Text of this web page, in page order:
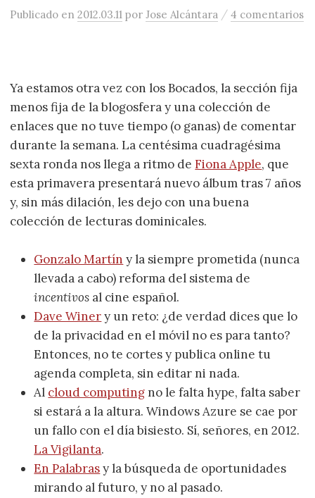
Publicado en2012.03.11 porJose Alcántara /4 comentarios
Ya estamos otra vez con los Bocados, la sección fija
menos fija de la blogosfera y una colección de
enlaces que no tuve tiempo (o ganas) de comentar
durante la semana. La centésima cuadragésima
sexta ronda nos llega a ritmo deFiona Apple, que
esta primavera presentará nuevo álbum tras 7 años
y, sin más dilación, les dejo con una buena
colección de lecturas dominicales.
Gonzalo Martín y la siempre prometida (nunca
llevada a cabo) reforma del sistema de
incentivos al cine español.
Dave Winery un reto: ¿de verdad dices que lo
de la privacidad en el móvil no es para tanto?
Entonces, no te cortes y publica online tu
agenda completa, sin editar ni nada.
Al cloud computing no le falta hype, falta saber
si estará a la altura. Windows Azure se cae por
un fallo con el día bisiesto. Sí, señores, en 2012.
La Vigilanta.
En Palabrasy la búsqueda de oportunidades
mirando al futuro, y no al pasado.